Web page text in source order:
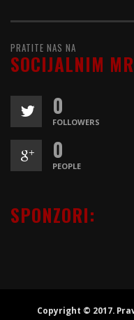
PRATITE NAS NA
SOCIJALNIM
0
FOLLOWERS
0
PEOPLE
SPONZORI:
Copyright © 2017.